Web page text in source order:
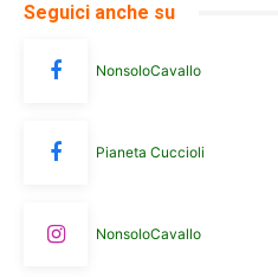
Seguici anche su
NonsoloCavallo
Pianeta Cuccioli
NonsoloCavallo